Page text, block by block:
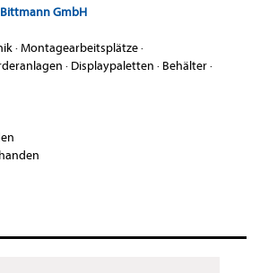
GmbH
·Montagearbeitsplätze·
· Displaypaletten · Behälter·